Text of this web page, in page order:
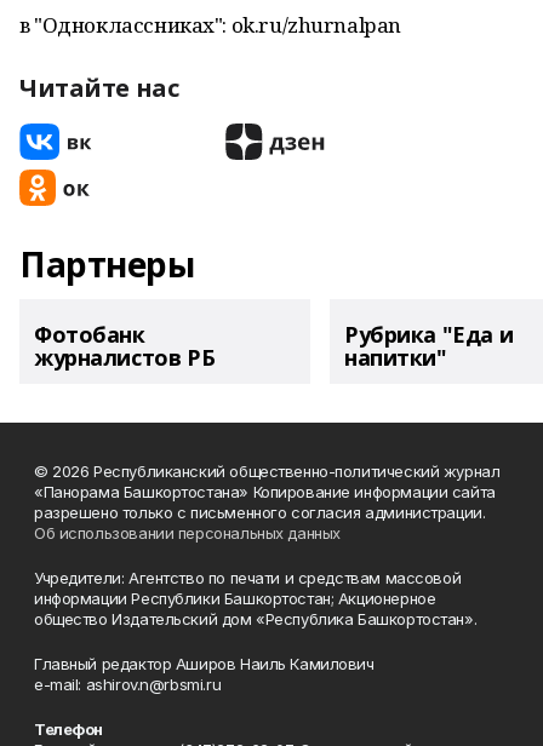
в "Одноклассниках": ok.ru/zhurnalpan
Читайте нас
Партнеры
Фотобанк
журналистов РБ
Рубрика "Еда и
напитки"
© 2026 Республиканский общественно-политический журнал
«Панорама Башкортостана» Копирование информации сайта
разрешено только с письменного согласия администрации.
Об использовании персональных данных
Учредители: Агентство по печати и средствам массовой
информации Республики Башкортостан; Акционерное
общество Издательский дом «Республика Башкортостан».
Главный редактор Аширов Наиль Камилович
e-mail: ashirov.n@rbsmi.ru
Телефон